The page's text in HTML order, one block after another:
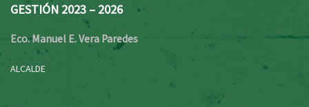
GESTIÓN 2023 – 2026
Eco. Manuel E. Vera Paredes
ALCALDE